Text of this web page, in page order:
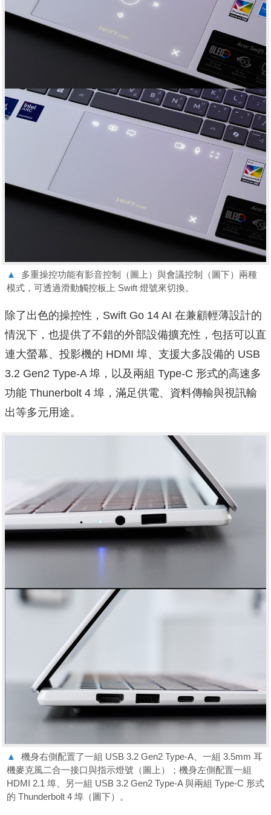
▲
多重操控功能有影音控制（圖上）與會議控制（圖下）兩種
模式，可透過滑動觸控板上 Swift 燈號來切換。
除了出色的操控性，Swift Go 14 AI 在兼顧輕薄設計的
情況下，也提供了不錯的外部設備擴充性，包括可以直
連大螢幕、投影機的 HDMI 埠、支援大多設備的 USB
3.2 Gen2 Type-A 埠，以及兩組 Type-C 形式的高速多
功能 Thunerbolt 4 埠，滿足供電、資料傳輸與視訊輸
出等多元用途。
▲
機身右側配置了一組 USB 3.2 Gen2 Type-A、一組 3.5mm 耳
機麥克風二合一接口與指示燈號（圖上）；機身左側配置一組
HDMI 2.1 埠、另一組 USB 3.2 Gen2 Type-A 與兩組 Type-C 形式
的 Thunderbolt 4 埠（圖下）。